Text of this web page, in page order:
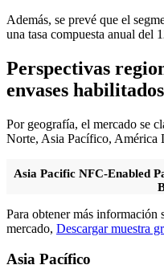
Además, se prevé que el
una tasa compuesta anual del
Perspectivas
envases
Por geografía, el mercado se
Norte, Asia Pacífico,
Asia Pacific NFC-Enabled
Para obtener más información
mercado, Descargar muestra
Asia Pacífico